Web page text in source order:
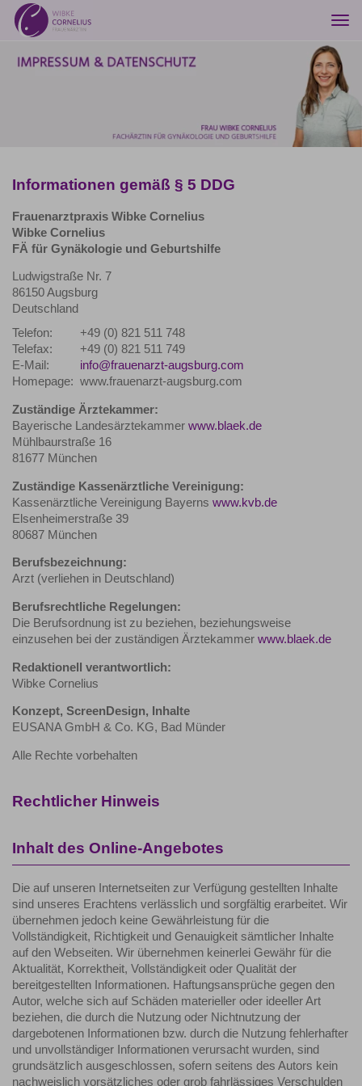
Informationen gemäß § 5 DDG
Frauenarztpraxis Wibke Cornelius
Wibke Cornelius
FÄ für Gynäkologie und Geburtshilfe
Ludwigstraße Nr. 7
86150 Augsburg
Deutschland
Telefon:
+49 (0) 821 511 748
Telefax:
+49 (0) 821 511 749
E-Mail:
info@frauenarzt-augsburg.com
Homepage: www.frauenarzt-augsburg.com
Zuständige Ärztekammer:
Bayerische Landesärztekammer www.blaek.de
Mühlbaurstraße 16
81677 München
Zuständige Kassenärztliche Vereinigung:
Kassenärztliche Vereinigung Bayerns www.kvb.de
Elsenheimerstraße 39
80687 München
Berufsbezeichnung:
Arzt (verliehen in Deutschland)
Berufsrechtliche Regelungen:
Die Berufsordnung ist zu beziehen, beziehungsweise
einzusehen bei der zuständigen Ärztekammer www.blaek.de
Redaktionell verantwortlich:
Wibke Cornelius
Konzept, ScreenDesign, Inhalte
EUSANA GmbH & Co. KG, Bad Münder
Alle Rechte vorbehalten
Rechtlicher Hinweis
Inhalt des Online-Angebotes
Die auf unseren Internetseiten zur Verfügung gestellten Inhalte
sind unseres Erachtens verlässlich und sorgfältig erarbeitet. Wir
übernehmen jedoch keine Gewährleistung für die
Vollständigkeit, Richtigkeit und Genauigkeit sämtlicher Inhalte
auf den Webseiten. Wir übernehmen keinerlei Gewähr für die
Aktualität, Korrektheit, Vollständigkeit oder Qualität der
bereitgestellten Informationen. Haftungsansprüche gegen den
Autor, welche sich auf Schäden materieller oder ideeller Art
beziehen, die durch die Nutzung oder Nichtnutzung der
dargebotenen Informationen bzw. durch die Nutzung fehlerhafter
und unvollständiger Informationen verursacht wurden, sind
grundsätzlich ausgeschlossen, sofern seitens des Autors kein
nachweislich vorsätzliches oder grob fahrlässiges Verschulden